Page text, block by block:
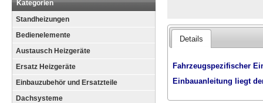
Details
Fahrzeugspezifischer
Einbauanleitung liegt
Kategorien
Standheizungen
Bedienelemente
Austausch Heizgeräte
Ersatz Heizgeräte
Einbauzubehör und Ersatzteile
Dachsysteme